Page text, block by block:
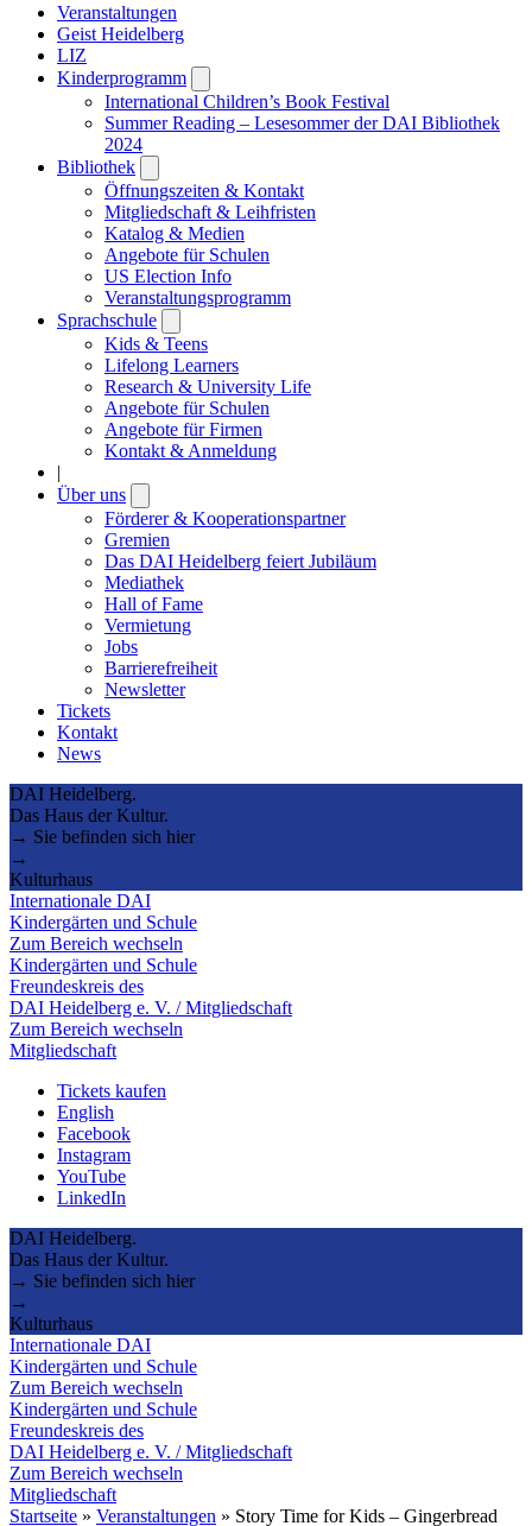
Veranstaltungen
Geist Heidelberg
LIZ
Kinderprogramm
submenu
International Children’s Book Festival
Summer Reading – Lesesommer der DAI Bibliothek
2024
Bibliothek
submenu
Öffnungszeiten & Kontakt
Mitgliedschaft & Leihfristen
Katalog & Medien
Angebote für Schulen
US Election Info
Veranstaltungsprogramm
Sprachschule
submenu
Kids & Teens
Lifelong Learners
Research & University Life
Angebote für Schulen
Angebote für Firmen
Kontakt & Anmeldung
|
Über uns
submenu
Förderer & Kooperationspartner
Gremien
Das DAI Heidelberg feiert Jubiläum
Mediathek
Hall of Fame
Vermietung
Jobs
Barrierefreiheit
Newsletter
Tickets
Kontakt
News
DAI Heidelberg.
Das Haus der Kultur.
→ Sie befinden sich hier
→
Kulturhaus
Internationale DAI
Kindergärten und Schule
Zum Bereich wechseln
Kindergärten und Schule
Freundeskreis des
DAI Heidelberg e. V. / Mitgliedschaft
Zum Bereich wechseln
Mitgliedschaft
Tickets kaufen
English
Facebook
Instagram
YouTube
LinkedIn
DAI Heidelberg.
Das Haus der Kultur.
→ Sie befinden sich hier
→
Kulturhaus
Internationale DAI
Kindergärten und Schule
Zum Bereich wechseln
Kindergärten und Schule
Freundeskreis des
DAI Heidelberg e. V. / Mitgliedschaft
Zum Bereich wechseln
Mitgliedschaft
Startseite » Veranstaltungen » Story Time for Kids – Gingerbread